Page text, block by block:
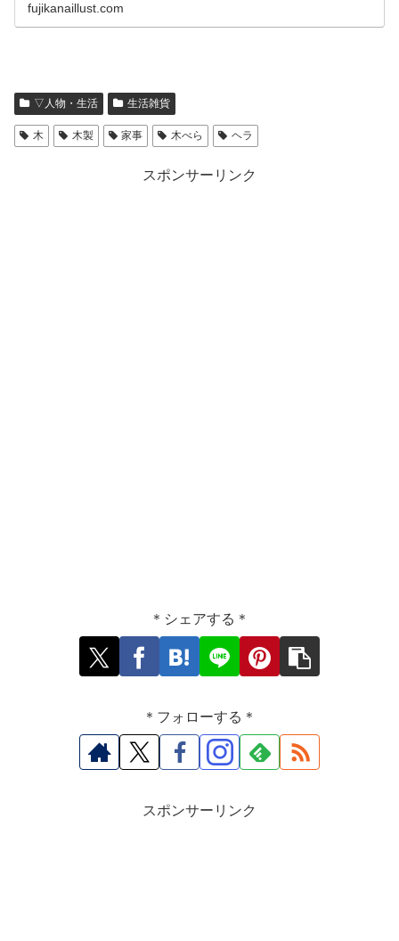
fujikanaillust.com
▽人物・生活 生活雑貨
木 木製 家事 木べら ヘラ
スポンサーリンク
＊シェアする＊
＊フォローする＊
スポンサーリンク